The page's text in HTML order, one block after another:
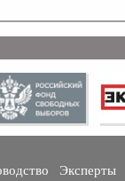
Эксперты